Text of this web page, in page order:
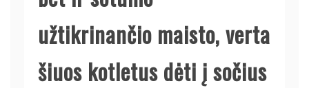
užtikrinančio maisto, verta
šiuos kotletus dėti į sočius